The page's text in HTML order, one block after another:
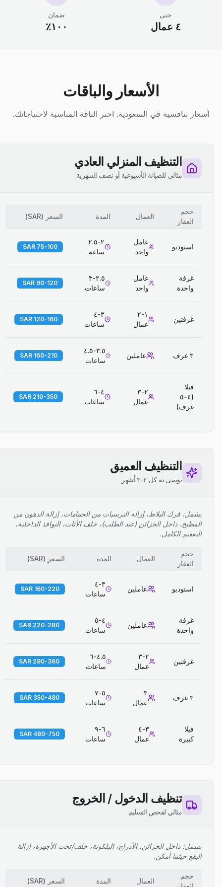
حتى
٤ عمال
ضمان
١٠٠٪
الأسعار والباقات
أسعار تنافسية في السعودية. اختر الباقة المناسبة لاحتياجاتك.
التنظيف المنزلي العادي
مثالي للصيانة الأسبوعية أو نصف الشهرية
حجم
العقار
العمال المدة السعر (
SAR
)
استوديو
عامل
واحد
٢-٢.٥
ساعة
75-100 SAR
غرفة
واحدة
عامل
واحد
٢.٥-٣
ساعات
90-120 SAR
غرفتين
١-٢
عمال
٣-٤
ساعات
120-160 SAR
٣ غرف عاملين
٣.٥-٤.٥
ساعات
160-210 SAR
فيلا
(٤-٥
غرف)
٢-٣
عمال
٤-٦
ساعات
210-350 SAR
التنظيف العميق
يوصى به كل ٢-٣ أشهر
يشمل: فرك البلاط، إزالة الترسبات من الحمامات، إزالة الدهون من
المطبخ، داخل الخزائن (عند الطلب)، خلف الأثاث، النوافذ الداخلية،
التعقيم الكامل.
حجم
العقار
العمال المدة السعر (
SAR
)
استوديو عاملين
٣-٤
ساعات
160-220 SAR
غرفة
واحدة
عاملين
٤-٥
ساعات
220-280 SAR
غرفتين
٢-٣
عمال
٤.٥-٦
ساعات
280-360 SAR
٣ غرف
٣
عمال
٥-٧
ساعات
350-480 SAR
فيلا
كبيرة
٣-٤
عمال
٦-٩
ساعات
480-750 SAR
تنظيف الدخول / الخروج
مثالي لفحص التسليم
يشمل: داخل الخزائن، الأدراج، البلكونة، خلف/تحت الأجهزة، إزالة
البقع حيثما أمكن.
حجم
العمال المدة السعر (
SAR
)